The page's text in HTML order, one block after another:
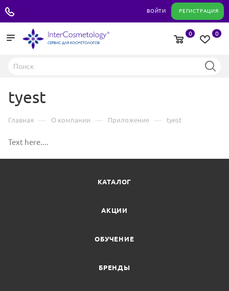
ВОЙТИ РЕГИСТРАЦИЯ
0
0
tyest
Главная — О компании — Приложение — tyest
Text here....
КАТАЛОГ
АКЦИИ
ОБУЧЕНИЕ
БРЕНДЫ